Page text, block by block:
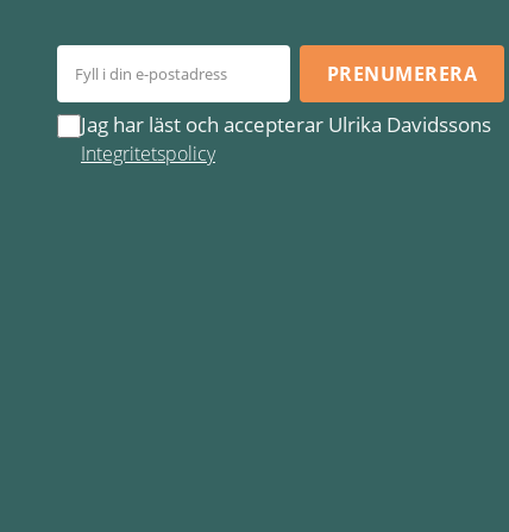
PRENUMERERA
Jag har läst och accepterar Ulrika Davidssons
Integritetspolicy